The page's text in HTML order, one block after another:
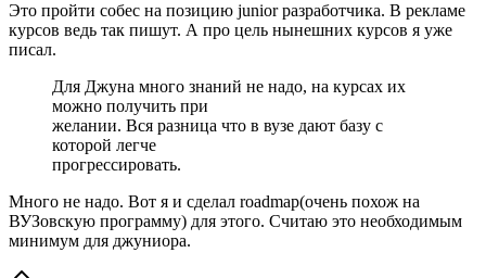
Это пройти собес на позицию junior разработчика. В рекламе
курсов ведь так пишут. А про цель нынешних курсов я уже
писал.
Для Джуна много знаний не надо, на курсах их
можно получить при
желании. Вся разница что в вузе дают базу с
которой легче
прогрессировать.
Много не надо. Вот я и сделал roadmap(очень похож на
ВУЗовскую программу) для этого. Считаю это необходимым
минимум для джуниора.